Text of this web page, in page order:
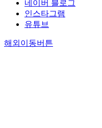
네이버 블로그
인스타그램
유튜브
해외이동버튼